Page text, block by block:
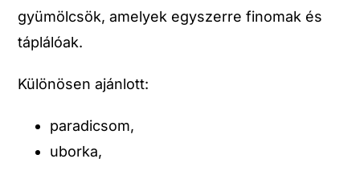
gyümölcsök, amelyek egyszerre finomak és
táplálóak.
Különösen ajánlott:
paradicsom,
uborka,